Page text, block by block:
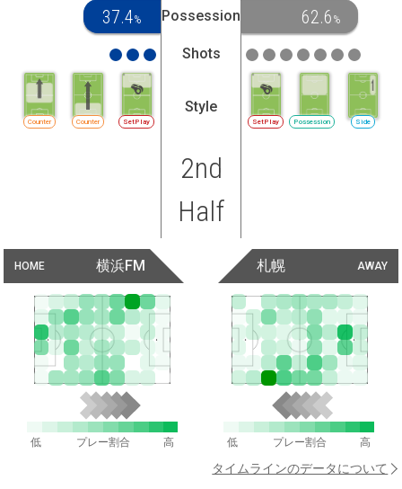
37.4% Possession 62.6 %
Shots
SetPlay
Counter
Counter
Style
SetPlay Possession Side
2nd
Half
HOME 横浜FM AWAY
札幌
低 プレー割合 高 低 プレー割合 高
タイムラインのデータについて